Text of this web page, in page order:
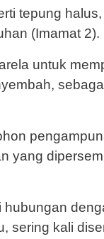
tepung
(Imamat 2).
untuk
yang
hubungan
sering kali